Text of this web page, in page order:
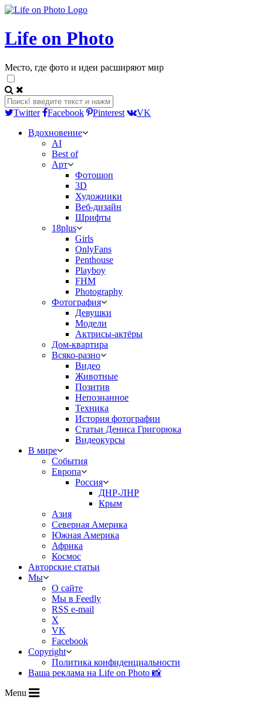
Life on Photo
Место, где фото и идеи расширяют мир
Twitter Facebook Pinterest
VK
Вдохновение
AI
Best of
Арт
Фотошоп
3D
Художники
Веб-дизайн
Шрифты
18plus
Girls
OnlyFans
Penthouse
Playboy
FHM
Photography
Фотография
Девушки
Модели
Актрисы-актёры
Дом-квартира
Всяко-разно
Видео
Животные
Позитив
Непознанное
Техника
История фотографии
Статьи Дениса Григорюка
Видеокурсы
В мире
События
Европа
Россия
ДНР-ЛНР
Крым
Азия
Северная Америка
Южная Америка
Африка
Космос
Авторские статьи
Мы
О сайте
Мы в Feedly
RSS e-mail
X
VK
Facebook
Copyright
Политика конфиденциальности
Ваша реклама на Life on Photo 📸
Menu